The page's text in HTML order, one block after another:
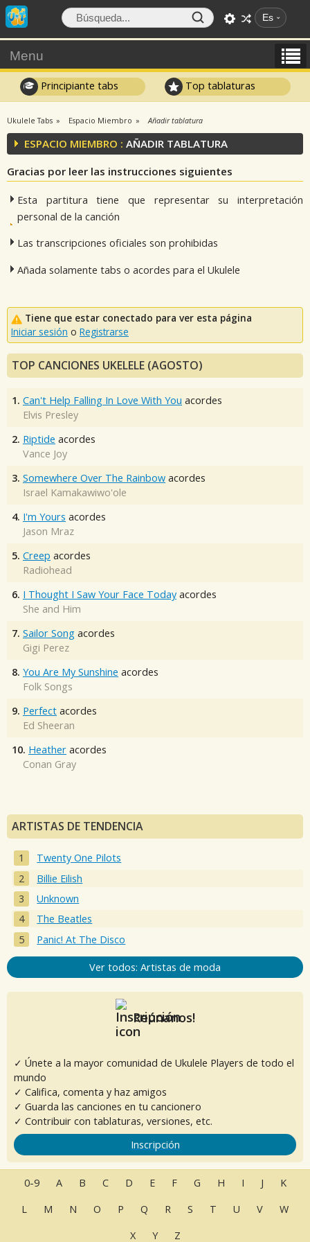
Es
Menu
Principiante tabs Top tablaturas
Ukulele Tabs Espacio Miembro Añadir tablatura
ESPACIO MIEMBRO : AÑADIR TABLATURA
Gracias por leer las instrucciones siguientes
Esta partitura tiene que representar su interpretación
personal de la canción
Las transcripciones oficiales son prohibidas
Añada solamente tabs o acordes para el Ukulele
Tiene que estar conectado para ver esta página
Iniciar sesión o Registrarse
TOP CANCIONES UKELELE (AGOSTO)
1. Can't Help Falling In Love With You acordes
Elvis Presley
2. Riptide acordes
Vance Joy
3. Somewhere Over The Rainbow acordes
Israel Kamakawiwo'ole
4. I'm Yours acordes
Jason Mraz
5. Creep acordes
Radiohead
6. I Thought I Saw Your Face Today acordes
She and Him
7. Sailor Song acordes
Gigi Perez
8. You Are My Sunshine acordes
Folk Songs
9. Perfect acordes
Ed Sheeran
10. Heather acordes
Conan Gray
ARTISTAS DE TENDENCIA
Twenty One Pilots
Billie Eilish
Unknown
The Beatles
Panic! At The Disco
Ver todos: Artistas de moda
Reúnanos!
✓ Únete a la mayor comunidad de Ukulele Players de todo el
mundo
✓ Califica, comenta y haz amigos
✓ Guarda las canciones en tu cancionero
✓ Contribuir con tablaturas, versiones, etc.
Inscripción
0-9 A B C D E F G H I J
K
L
M N O P Q R S T U V
W
X
Y Z